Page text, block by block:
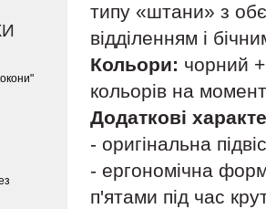
типу «штани» з
відділенням і
Кольори: чорний
кольорів на
Додаткові
- оригінальна
- ергономічна
п'ятами під час